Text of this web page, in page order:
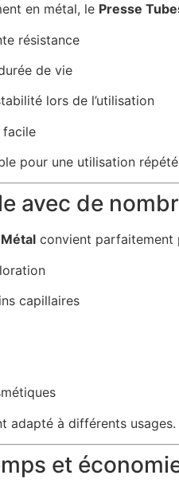
en métal, le Presse
résistance
de vie
lors de l’utilisation
facile
pour une utilisation
avec de
convient parfaitement
capillaires
adapté à différents usages.
et